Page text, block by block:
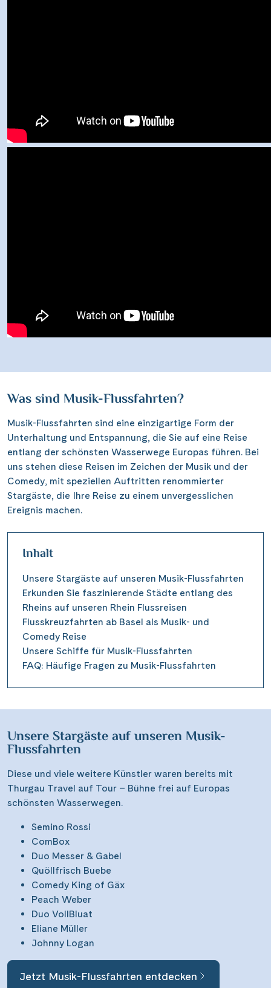
Was sind Musik-Flussfahrten?
Musik-Flussfahrten sind eine einzigartige Form der
Unterhaltung und Entspannung, die Sie auf eine Reise
entlang der schönsten Wasserwege Europas führen. Bei
uns stehen diese Reisen im Zeichen der Musik und der
Comedy, mit speziellen Auftritten renommierter
Stargäste, die Ihre Reise zu einem unvergesslichen
Ereignis machen.
Inhalt
Unsere Stargäste auf unseren Musik-Flussfahrten
Erkunden Sie faszinierende Städte entlang des
Rheins auf unseren Rhein Flussreisen
Flusskreuzfahrten ab Basel als Musik- und
Comedy Reise
Unsere Schiffe für Musik-Flussfahrten
FAQ: Häufige Fragen zu Musik-Flussfahrten
Unsere Stargäste auf unseren Musik-
Flussfahrten
Diese und viele weitere Künstler waren bereits mit
Thurgau Travel auf Tour – Bühne frei auf Europas
schönsten Wasserwegen.
Semino Rossi
ComBox
Duo Messer & Gabel
Quöllfrisch Buebe
Comedy King of Gäx
Peach Weber
Duo VollBluat
Eliane Müller
Johnny Logan
Jetzt Musik-Flussfahrten entdecken